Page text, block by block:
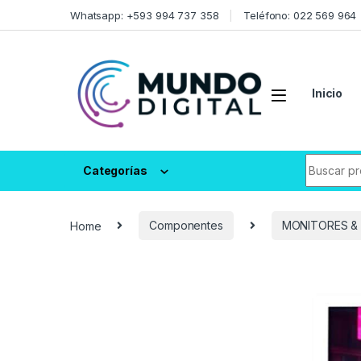
Whatsapp: +593 994 737 358 Teléfono: 022 569 964
Inicio
Categorías
Home Componentes MONITORES